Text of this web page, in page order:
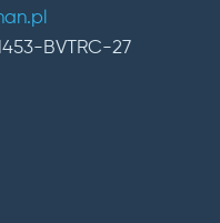
BVTRC-27
YouTubeInstagram